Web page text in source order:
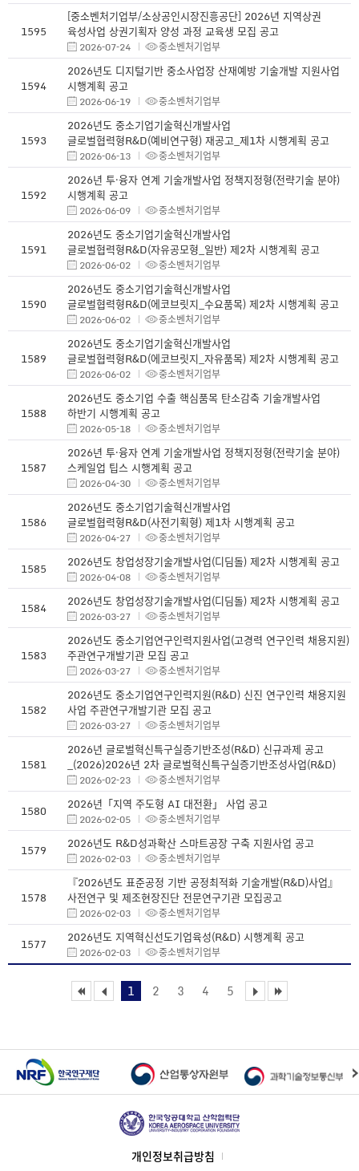
1595
[중소벤처기업부/소상공인시장진흥공단] 2026년 지역상권
육성사업 상권기획자 양성 과정 교육생 모집 공고
2026-07-24 중소벤처기업부
1594
2026년도 디지털기반 중소사업장 산재예방 기술개발 지원사업
시행계획 공고
2026-06-19 중소벤처기업부
1593
2026년도 중소기업기술혁신개발사업
글로벌협력형R&D(예비연구형) 재공고_제1차 시행계획 공고
2026-06-13 중소벤처기업부
1592
2026년 투·융자 연계 기술개발사업 정책지정형(전략기술 분야)
시행계획 공고
2026-06-09 중소벤처기업부
1591
2026년도 중소기업기술혁신개발사업
글로벌협력형R&D(자유공모형_일반) 제2차 시행계획 공고
2026-06-02 중소벤처기업부
1590
2026년도 중소기업기술혁신개발사업
글로벌협력형R&D(에코브릿지_수요품목) 제2차 시행계획 공고
2026-06-02 중소벤처기업부
1589
2026년도 중소기업기술혁신개발사업
글로벌협력형R&D(에코브릿지_자유품목) 제2차 시행계획 공고
2026-06-02 중소벤처기업부
1588
2026년도 중소기업 수출 핵심품목 탄소감축 기술개발사업
하반기 시행계획 공고
2026-05-18 중소벤처기업부
1587
2026년 투·융자 연계 기술개발사업 정책지정형(전략기술 분야)
스케일업 팁스 시행계획 공고
2026-04-30 중소벤처기업부
1586
2026년도 중소기업기술혁신개발사업
글로벌협력형R&D(사전기획형) 제1차 시행계획 공고
2026-04-27 중소벤처기업부
1585 2026년도 창업성장기술개발사업(디딤돌) 제2차 시행계획 공고
2026-04-08 중소벤처기업부
1584 2026년도 창업성장기술개발사업(디딤돌) 제2차 시행계획 공고
2026-03-27 중소벤처기업부
1583
2026년도 중소기업연구인력지원사업(고경력 연구인력 채용지원)
주관연구개발기관 모집 공고
2026-03-27 중소벤처기업부
1582
2026년도 중소기업연구인력지원(R&D) 신진 연구인력 채용지원
사업 주관연구개발기관 모집 공고
2026-03-27 중소벤처기업부
1581
2026년 글로벌혁신특구실증기반조성(R&D) 신규과제 공고
_(2026)2026년 2차 글로벌혁신특구실증기반조성사업(R&D)
2026-02-23 중소벤처기업부
1580 2026년「지역 주도형 AI 대전환」 사업 공고
2026-02-05 중소벤처기업부
1579 2026년도 R&D성과확산 스마트공장 구축 지원사업 공고
2026-02-03 중소벤처기업부
1578
『2026년도 표준공정 기반 공정최적화 기술개발(R&D)사업』
사전연구 및 제조현장진단 전문연구기관 모집공고
2026-02-03 중소벤처기업부
1577 2026년도 지역혁신선도기업육성(R&D) 시행계획 공고
2026-02-03 중소벤처기업부
1 2 3 4 5
개인정보취급방침